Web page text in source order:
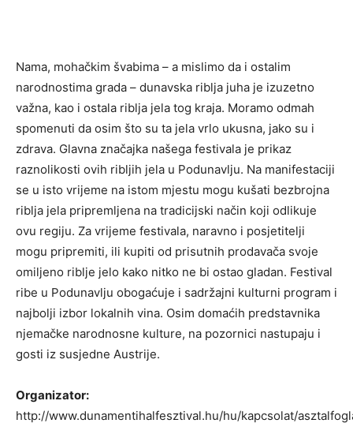
Nama, mohačkim švabima – a mislimo da i ostalim
narodnostima grada – dunavska riblja juha je izuzetno
važna, kao i ostala riblja jela tog kraja. Moramo odmah
spomenuti da osim što su ta jela vrlo ukusna, jako su i
zdrava. Glavna značajka našega festivala je prikaz
raznolikosti ovih ribljih jela u Podunavlju. Na manifestaciji
se u isto vrijeme na istom mjestu mogu kušati bezbrojna
riblja jela pripremljena na tradicijski način koji odlikuje
ovu regiju. Za vrijeme festivala, naravno i posjetitelji
mogu pripremiti, ili kupiti od prisutnih prodavača svoje
omiljeno riblje jelo kako nitko ne bi ostao gladan. Festival
ribe u Podunavlju obogaćuje i sadržajni kulturni program i
najbolji izbor lokalnih vina. Osim domaćih predstavnika
njemačke narodnosne kulture, na pozornici nastupaju i
gosti iz susjedne Austrije.
Organizator:
http://www.dunamentihalfesztival.hu/hu/kapcsolat/